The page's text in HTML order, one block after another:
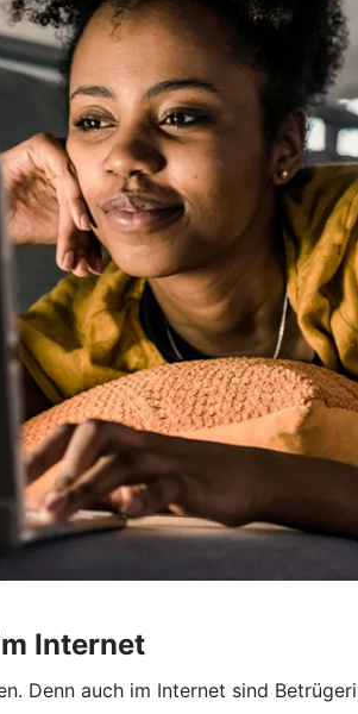
Internet
Denn auch im Internet sind